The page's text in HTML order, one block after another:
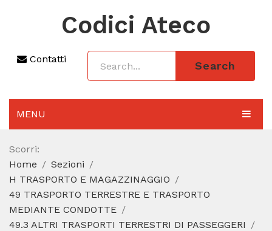
Codici Ateco
Contatti
Search
MENU
AGGIORNAMENTO 2025
SEZIONI
CODICE ATECO A COSA SERVE
REGIME FORFETTARIO
Scorri:
Home
Sezioni
H TRASPORTO E MAGAZZINAGGIO
49 TRASPORTO TERRESTRE E TRASPORTO
MEDIANTE CONDOTTE
49.3 ALTRI TRASPORTI TERRESTRI DI PASSEGGERI